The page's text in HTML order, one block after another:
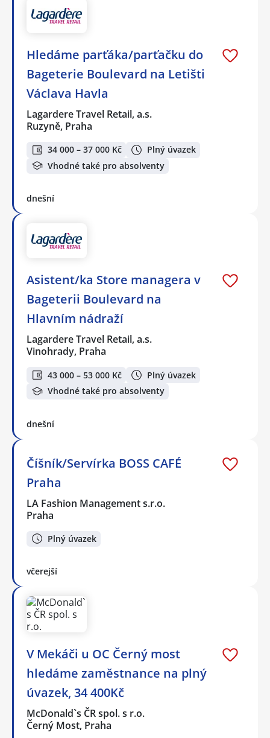
Hledáme parťáka/parťačku do
Bageterie Boulevard na Letišti
Václava Havla
Lagardere Travel Retail, a.s.
Ruzyně, Praha
34 000 – 37 000 Kč
Plný úvazek
Vhodné také pro absolventy
dnešní
Asistent/ka Store managera v
Bageterii Boulevard na
Hlavním nádraží
Lagardere Travel Retail, a.s.
Vinohrady, Praha
43 000 – 53 000 Kč
Plný úvazek
Vhodné také pro absolventy
dnešní
Číšník/Servírka BOSS CAFÉ
Praha
LA Fashion Management s.r.o.
Praha
Plný úvazek
včerejší
V Mekáči u OC Černý most
hledáme zaměstnance na plný
úvazek, 34 400Kč
McDonald`s ČR spol. s r.o.
Černý Most, Praha